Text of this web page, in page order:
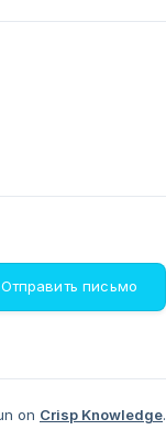
Отправить письмо
on Crisp Knowledge.